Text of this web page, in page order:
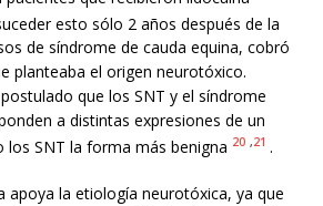
esto sólo 2 años después de la
de síndrome de cauda equina, cobró
planteaba el origen neurotóxico.
que los SNT y el síndrome
a distintas expresiones de un
los SNT la forma más benigna 20 ,21 .
apoya la etiología neurotóxica, ya que